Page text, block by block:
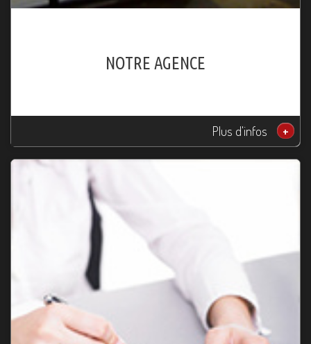
NOTRE AGENCE
Plus d'infos +